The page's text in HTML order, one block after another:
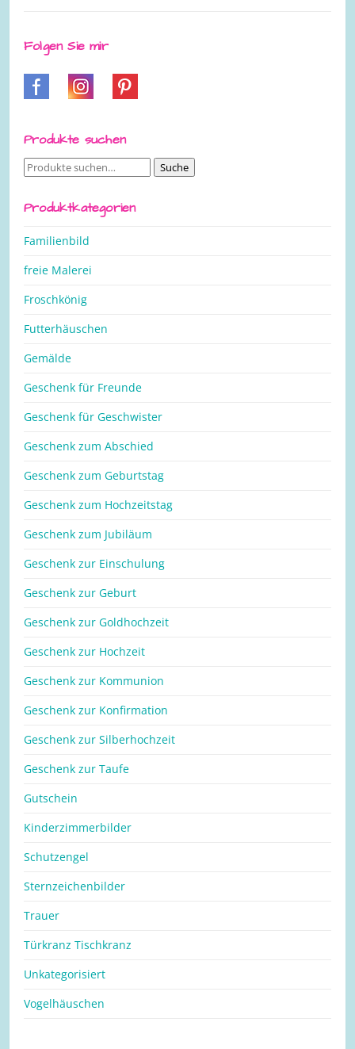
Folgen Sie mir
Produkte suchen
Suche
Suche
Produktkategorien
Familienbild
freie Malerei
Froschkönig
Futterhäuschen
Gemälde
Geschenk für Freunde
Geschenk für Geschwister
Geschenk zum Abschied
Geschenk zum Geburtstag
Geschenk zum Hochzeitstag
Geschenk zum Jubiläum
Geschenk zur Einschulung
Geschenk zur Geburt
Geschenk zur Goldhochzeit
Geschenk zur Hochzeit
Geschenk zur Kommunion
Geschenk zur Konfirmation
Geschenk zur Silberhochzeit
Geschenk zur Taufe
Gutschein
Kinderzimmerbilder
Schutzengel
Sternzeichenbilder
Trauer
Türkranz Tischkranz
Unkategorisiert
Vogelhäuschen